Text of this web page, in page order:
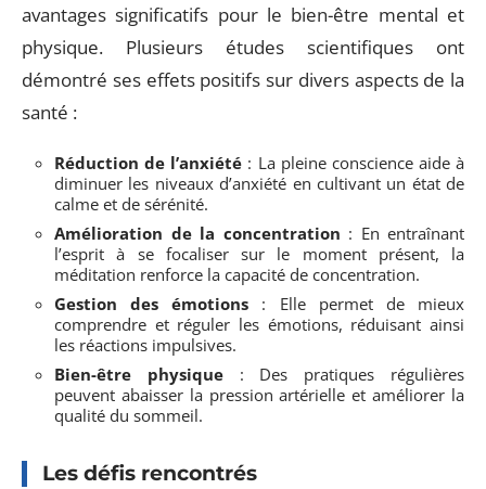
avantages significatifs pour le bien-être mental et
physique. Plusieurs études scientifiques ont
démontré ses effets positifs sur divers aspects de la
santé :
Réduction de l’anxiété : La pleine conscience aide à
diminuer les niveaux d’anxiété en cultivant un état de
calme et de sérénité.
Amélioration de la concentration : En entraînant
l’esprit à se focaliser sur le moment présent, la
méditation renforce la capacité de concentration.
Gestion des émotions : Elle permet de mieux
comprendre et réguler les émotions, réduisant ainsi
les réactions impulsives.
Bien-être physique: Des pratiques régulières
peuvent abaisser la pression artérielle et améliorer la
qualité du sommeil.
Les défis rencontrés